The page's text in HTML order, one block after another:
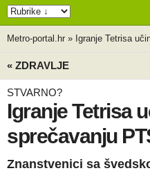
Metro-portal.hr » Igranje Tetrisa
« ZDRAVLJE
STVARNO?
Igranje Tetrisa
sprečavanju
Znanstvenici sa